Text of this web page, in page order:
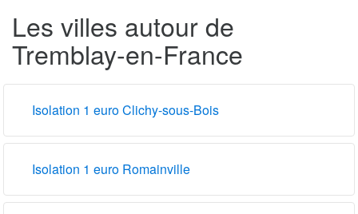
Les villes autour de
Tremblay-en-France
Isolation 1 euro Clichy-sous-Bois
Isolation 1 euro Romainville